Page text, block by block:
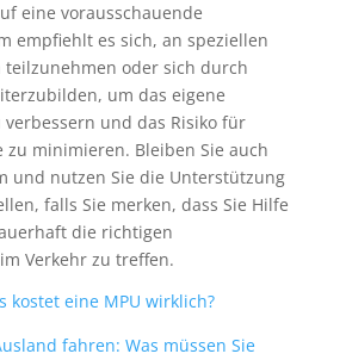
eine vorausschauende
empfiehlt es sich, an speziellen
teilzunehmen oder sich durch
um das eigene
und das Risiko für
zu minimieren. Bleiben Sie auch
und nutzen Sie die Unterstützung
falls Sie merken, dass Sie Hilfe
die richtigen
Verkehr zu treffen.
kostet eine MPU wirklich?
fahren: Was müssen Sie